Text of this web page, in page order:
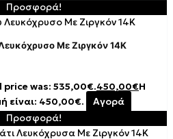
Προσφορά!
Με Ζιργκόν 14K
price was: 535,00€.450,00€Η
είναι: 450,00€.
Αγορά
Προσφορά!